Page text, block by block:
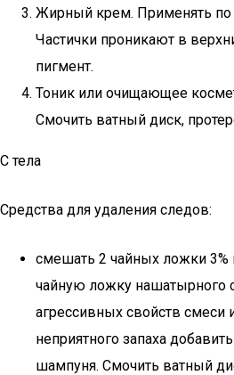
Жирный крем. Применять по
Частички проникают в
пигмент.
Тоник или очищающее
Смочить ватный диск,
С тела
Средства для удаления следов:
смешать 2 чайных ложки 3%
чайную ложку нашатырного
агрессивных свойств смеси
неприятного запаха
шампуня. Смочить ватный